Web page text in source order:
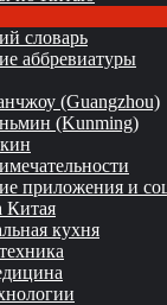
словарь
аббревиатуры
(Guangzhou)
(Kunming)
приложения и
Китая
кухня